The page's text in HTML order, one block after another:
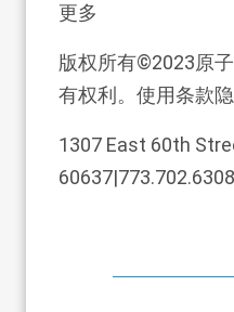
更多
版权所有©2023原
有权利。使用条款
1307 East 60th
60637|773.702.6308